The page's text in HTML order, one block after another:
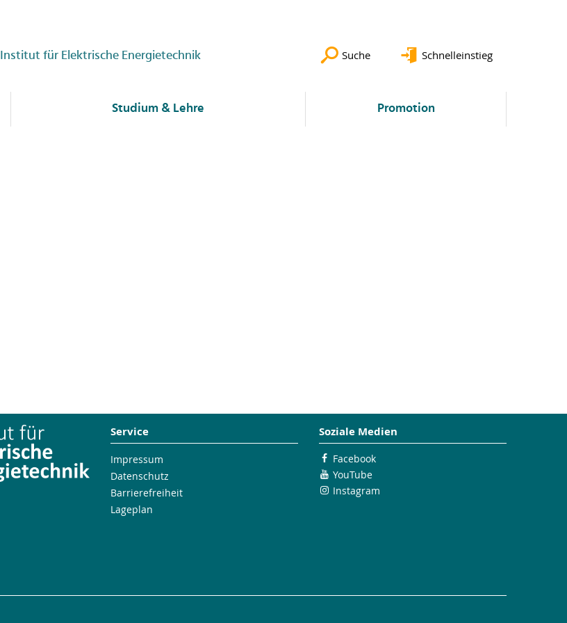
Institut für Elektrische Energietechnik Suche Schnelleinstieg
Studium & Lehre Promotion
Service
Impressum
Datenschutz
Barrierefreiheit
Lageplan
Soziale Medien
Facebook
YouTube
Instagram